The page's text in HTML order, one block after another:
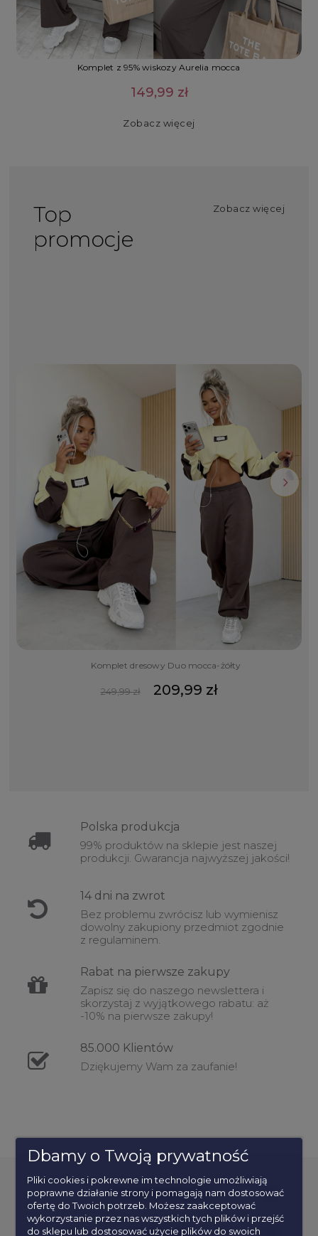
Komplet z 95% wiskozy Aurelia mocca
149,99 zł
Zobacz więcej
Top
promocje
Zobacz więcej
Komplet dresowy Duo mocca-żółty
249,99 zł 209,99 zł
Polska produkcja
99% produktów na sklepie jest naszej
produkcji. Gwarancja najwyższej jakości!
14 dni na zwrot
Bez problemu zwrócisz lub wymienisz
dowolny zakupiony przedmiot zgodnie
z regulaminem.
Rabat na pierwsze zakupy
Zapisz się do naszego newslettera i
skorzystaj z wyjątkowego rabatu: aż
-10% na pierwsze zakupy!
85.000 Klientów
Dziękujemy Wam za zaufanie!
POPULARNE KATEGORIE
Dbamy o Twoją prywatność
Pliki cookies i pokrewne im technologie umożliwiają
poprawne działanie strony i pomagają nam dostosować
ofertę do Twoich potrzeb. Możesz zaakceptować
wykorzystanie przez nas wszystkich tych plików i przejść
do sklepu lub dostosować użycie plików do swoich